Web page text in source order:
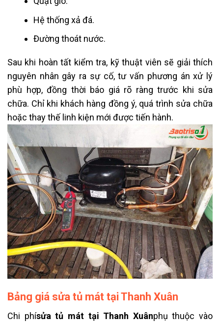
Hệ thống xả đá.
Đường thoát nước.
Sau khi hoàn tất kiểm tra, kỹ thuật viên sẽ giải thích
nguyên nhân gây ra sự cố, tư vấn phương án xử lý
phù hợp, đồng thời báo giá rõ ràng trước khi sửa
chữa. Chỉ khi khách hàng đồng ý, quá trình sửa chữa
hoặc thay thế linh kiện mới được tiến hành.
Bảng giá sửa tủ mát tại Thanh Xuân
Chi phísửa tủ mát tại Thanh Xuânphụ thuộc vào